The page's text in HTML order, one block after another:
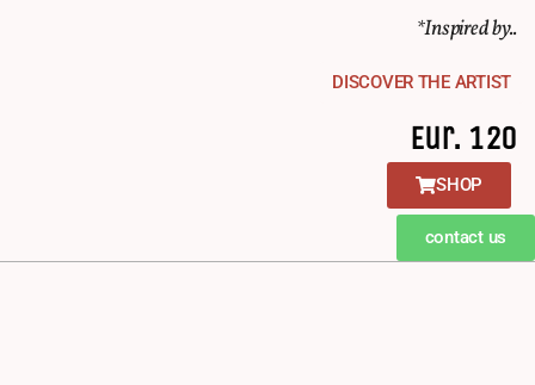
*Inspired by..
DISCOVER THE ARTIST
Eur. 120
SHOP
contact us